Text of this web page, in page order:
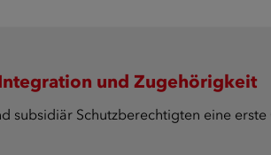
und Zugehörigkeit
Schutzberechtigten eine